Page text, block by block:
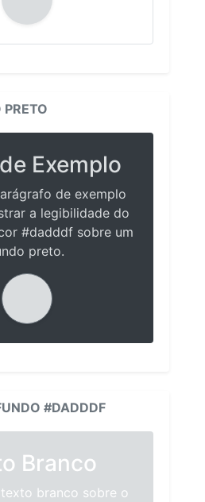
PRETO
Exemplo
de exemplo
a legibilidade do
#dadddf sobre um
preto.
#DADDDF
Branco
branco sobre o